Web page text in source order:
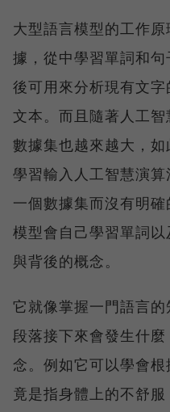
大型語言模型的工作
據，從中學習單詞和
後可用來分析現有文
文本。而且隨著人工
數據集也越來越大，
學習輸入人工智慧演
一個數據集而沒有明確
模型會自己學習單詞
與背後的概念。
它就像掌握一門語言
段落接下來會發生什
念。例如它可以學會
竟是指身體上的不舒服